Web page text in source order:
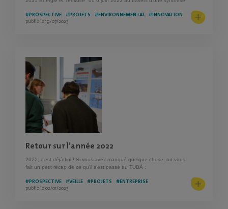
#PROSPECTIVE #PROJETS #ENVIRONNEMENTAL #INNOVATION
publié le 19/07/2023
Retour sur l’année 2022
2022, c’est déjà fini ! Si vous avez manqué quelque chose, on vous
fait un petit récap de ce qu’il s’est passé au TUBÀ :
#PROSPECTIVE #VEILLE #PROJETS #ENTREPRISE
publié le 02/01/2023